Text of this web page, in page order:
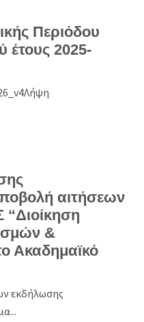
Περιόδου
έτους 2025-
αιτήσεων
&
Ακαδημαϊκό
εκδήλωσης